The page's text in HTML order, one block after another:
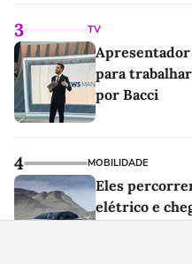
3 TV
Apresentador
para
por Bacci
4 MOBILIDADE
Eles
elétrico e